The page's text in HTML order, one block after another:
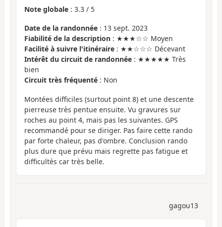
Note globale : 3.3 / 5
Date de la randonnée : 13 sept. 2023
Fiabilité de la description : ★★★☆☆ Moyen
Facilité à suivre l'itinéraire : ★★☆☆☆ Décevant
Intérêt du circuit de randonnée : ★★★★★ Très
bien
Circuit très fréquenté : Non
Montées difficiles (surtout point 8) et une descente
pierreuse très pentue ensuite. Vu gravures sur
roches au point 4, mais pas les suivantes. GPS
recommandé pour se diriger. Pas faire cette rando
par forte chaleur, pas d'ombre. Conclusion rando
plus dure que prévu mais regrette pas fatigue et
difficultés car très belle.
gagou13